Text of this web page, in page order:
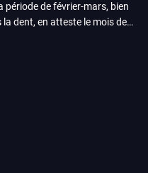
période de février-mars, bien
dent, en atteste le mois de
Freak sait faire autre
Gamescom, avec Star Wars,
de juin. Vous trouverez